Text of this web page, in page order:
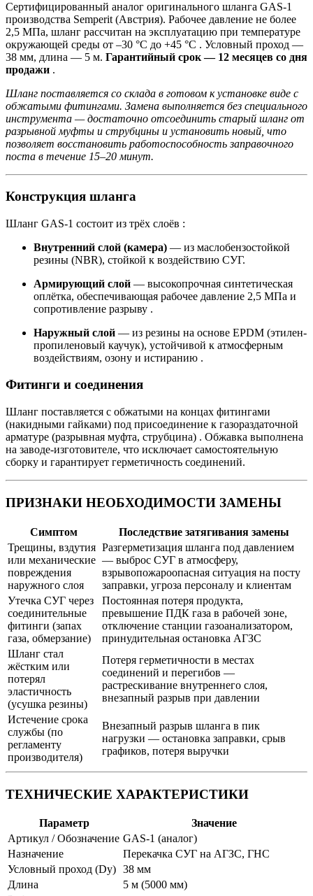
Сертифицированный аналог оригинального шланга GAS-1
производства Semperit (Австрия). Рабочее давление не более
2,5 МПа, шланг рассчитан на эксплуатацию при температуре
окружающей среды от –30 °C до +45 °C . Условный проход —
38 мм, длина — 5 м. Гарантийный срок — 12 месяцев со дня
продажи .
Шланг поставляется со склада в готовом к установке виде с
обжатыми фитингами. Замена выполняется без специального
инструмента — достаточно отсоединить старый шланг от
разрывной муфты и струбцины и установить новый, что
позволяет восстановить работоспособность заправочного
поста в течение 15–20 минут.
Конструкция шланга
Шланг GAS-1 состоит из трёх слоёв :
Внутренний слой (камера) — из маслобензостойкой
резины (NBR), стойкой к воздействию СУГ.
Армирующий слой — высокопрочная синтетическая
оплётка, обеспечивающая рабочее давление 2,5 МПа и
сопротивление разрыву .
Наружный слой — из резины на основе EPDM (этилен-
пропиленовый каучук), устойчивой к атмосферным
воздействиям, озону и истиранию .
Фитинги и соединения
Шланг поставляется с обжатыми на концах фитингами
(накидными гайками) под присоединение к газораздаточной
арматуре (разрывная муфта, струбцина) . Обжавка выполнена
на заводе-изготовителе, что исключает самостоятельную
сборку и гарантирует герметичность соединений.
ПРИЗНАКИ НЕОБХОДИМОСТИ ЗАМЕНЫ
Симптом
Последствие затягивания замены
Трещины, вздутия
или механические
повреждения
наружного слоя
Разгерметизация шланга под давлением
— выброс СУГ в атмосферу,
взрывопожароопасная ситуация на посту
заправки, угроза персоналу и клиентам
Утечка СУГ через
соединительные
фитинги (запах
газа, обмерзание)
Постоянная потеря продукта,
превышение ПДК газа в рабочей зоне,
отключение станции газоанализатором,
принудительная остановка АГЗС
Шланг стал
жёстким или
потерял
эластичность
(усушка резины)
Потеря герметичности в местах
соединений и перегибов —
растрескивание внутреннего слоя,
внезапный разрыв при давлении
Истечение срока
службы (по
регламенту
производителя)
Внезапный разрыв шланга в пик
нагрузки — остановка заправки, срыв
графиков, потеря выручки
ТЕХНИЧЕСКИЕ ХАРАКТЕРИСТИКИ
Параметр
Значение
Артикул / Обозначение GAS-1 (аналог)
Назначение
Перекачка СУГ на АГЗС, ГНС
Условный проход (Dу) 38 мм
Длина
5 м (5000 мм)